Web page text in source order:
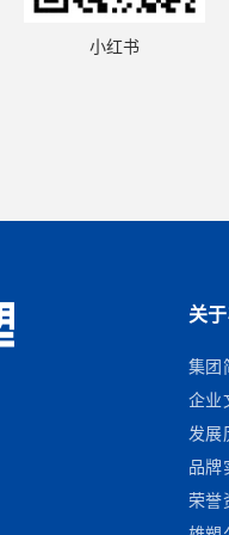
小红书
关
集团
企业
发展
品牌
荣誉